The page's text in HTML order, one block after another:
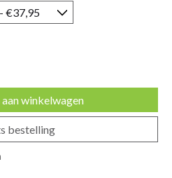
winkelwagen
bestelling